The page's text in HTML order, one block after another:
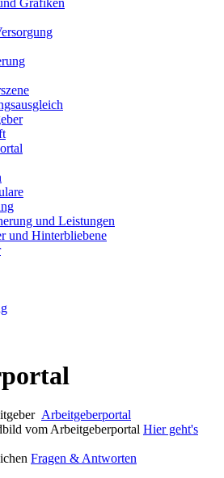
Grafiken
und Leistungen
und Hinterbliebene
Arbeitgeberportal
Hier geht's
Fragen & Antworten